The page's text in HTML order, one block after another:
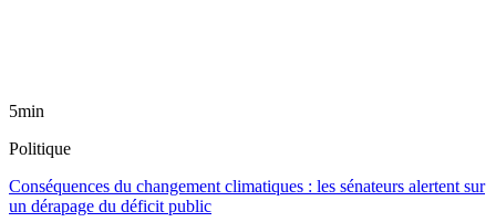
5min
Politique
Conséquences du changement climatiques : les sénateurs alertent sur
un dérapage du déficit public